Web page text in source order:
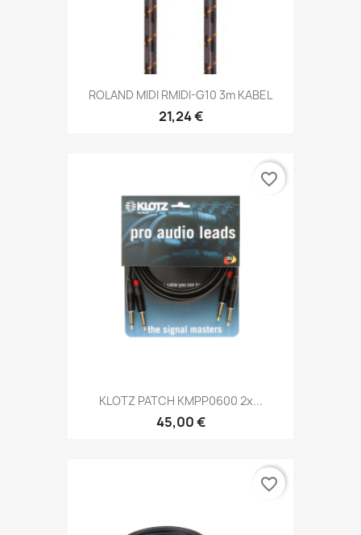
ROLAND MIDI RMIDI-G10 3m KABEL
21,24 €
KLOTZ PATCH KMPP0600 2x...
45,00 €
favorite_border
favorite_border